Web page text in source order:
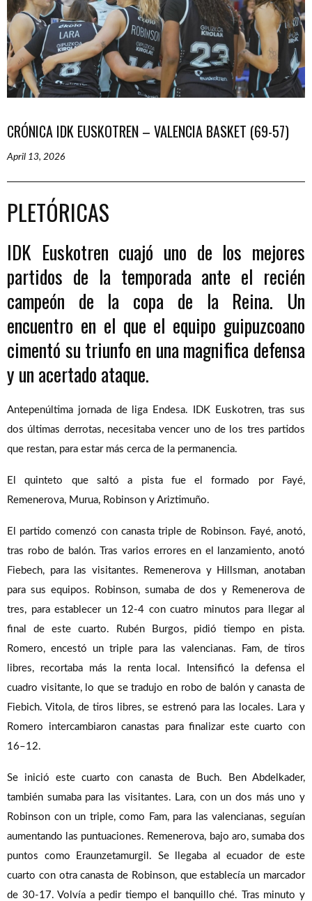
CRÓNICA IDK EUSKOTREN – VALENCIA BASKET (69-57)
April 13, 2026
PLETÓRICAS
IDK Euskotren cuajó uno de los mejores
partidos de la temporada ante el recién
campeón de la copa de la Reina. Un
encuentro en el que el equipo guipuzcoano
cimentó su triunfo en una magnifica defensa
y un acertado ataque.
Antepenúltima jornada de liga Endesa. IDK Euskotren, tras sus
dos últimas derrotas, necesitaba vencer uno de los tres partidos
que restan, para estar más cerca de la permanencia.
El quinteto que saltó a pista fue el formado por Fayé,
Remenerova, Murua, Robinson y Ariztimuño.
El partido comenzó con canasta triple de Robinson. Fayé, anotó,
tras robo de balón. Tras varios errores en el lanzamiento, anotó
Fiebech, para las visitantes. Remenerova y Hillsman, anotaban
para sus equipos. Robinson, sumaba de dos y Remenerova de
tres, para establecer un 12-4 con cuatro minutos para llegar al
final de este cuarto. Rubén Burgos, pidió tiempo en pista.
Romero, encestó un triple para las valencianas. Fam, de tiros
libres, recortaba más la renta local. Intensificó la defensa el
cuadro visitante, lo que se tradujo en robo de balón y canasta de
Fiebich. Vitola, de tiros libres, se estrenó para las locales. Lara y
Romero intercambiaron canastas para finalizar este cuarto con
16–12.
Se inició este cuarto con canasta de Buch. Ben Abdelkader,
también sumaba para las visitantes. Lara, con un dos más uno y
Robinson con un triple, como Fam, para las valencianas, seguían
aumentando las puntuaciones. Remenerova, bajo aro, sumaba dos
puntos como Eraunzetamurgil. Se llegaba al ecuador de este
cuarto con otra canasta de Robinson, que establecía un marcador
de 30-17. Volvía a pedir tiempo el banquillo ché. Tras minuto y